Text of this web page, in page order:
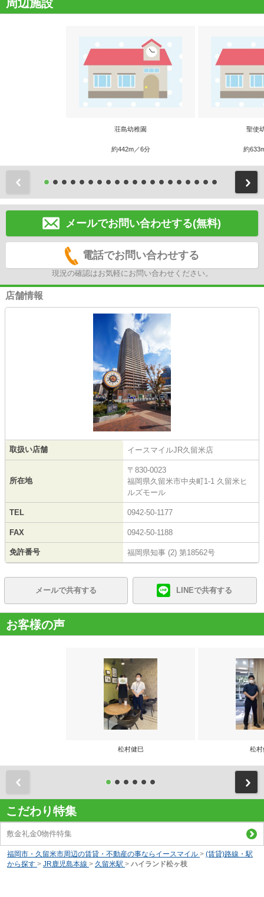
周辺施設
荘島幼稚園
約442m／6分
聖使
約
メールでお問い合わせする(無料)
電話でお問い合わせする
現況の確認はお気軽にお問い合わせください。
店舗情報
取扱い店舗 イースマイルJR久留米店
所在地
〒830-0023
福岡県久留米市中央町1-1 久留米ヒ
ルズモール
TEL 0942-50-1177
FAX 0942-50-1188
免許番号 福岡県知事 (2) 第18562号
メールで共有する LINEで共有する
お客様の声
松村健巳 松村
こだわり特集
敷金礼金0物件特集
福岡市・久留米市周辺の賃貸・不動産の事ならイースマイル > (賃貸)路線・駅
から探す > JR鹿児島本線 > 久留米駅 > ハイランド松ヶ枝